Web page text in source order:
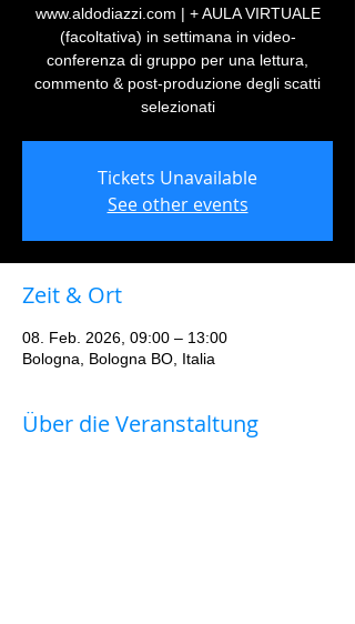
www.aldodiazzi.com | + AULA VIRTUALE
(facoltativa) in settimana in video-
conferenza di gruppo per una lettura,
commento & post-produzione degli scatti
selezionati
Tickets Unavailable
See other events
Zeit & Ort
08. Feb. 2026, 09:00 – 13:00
Bologna, Bologna BO, Italia
Über die Veranstaltung